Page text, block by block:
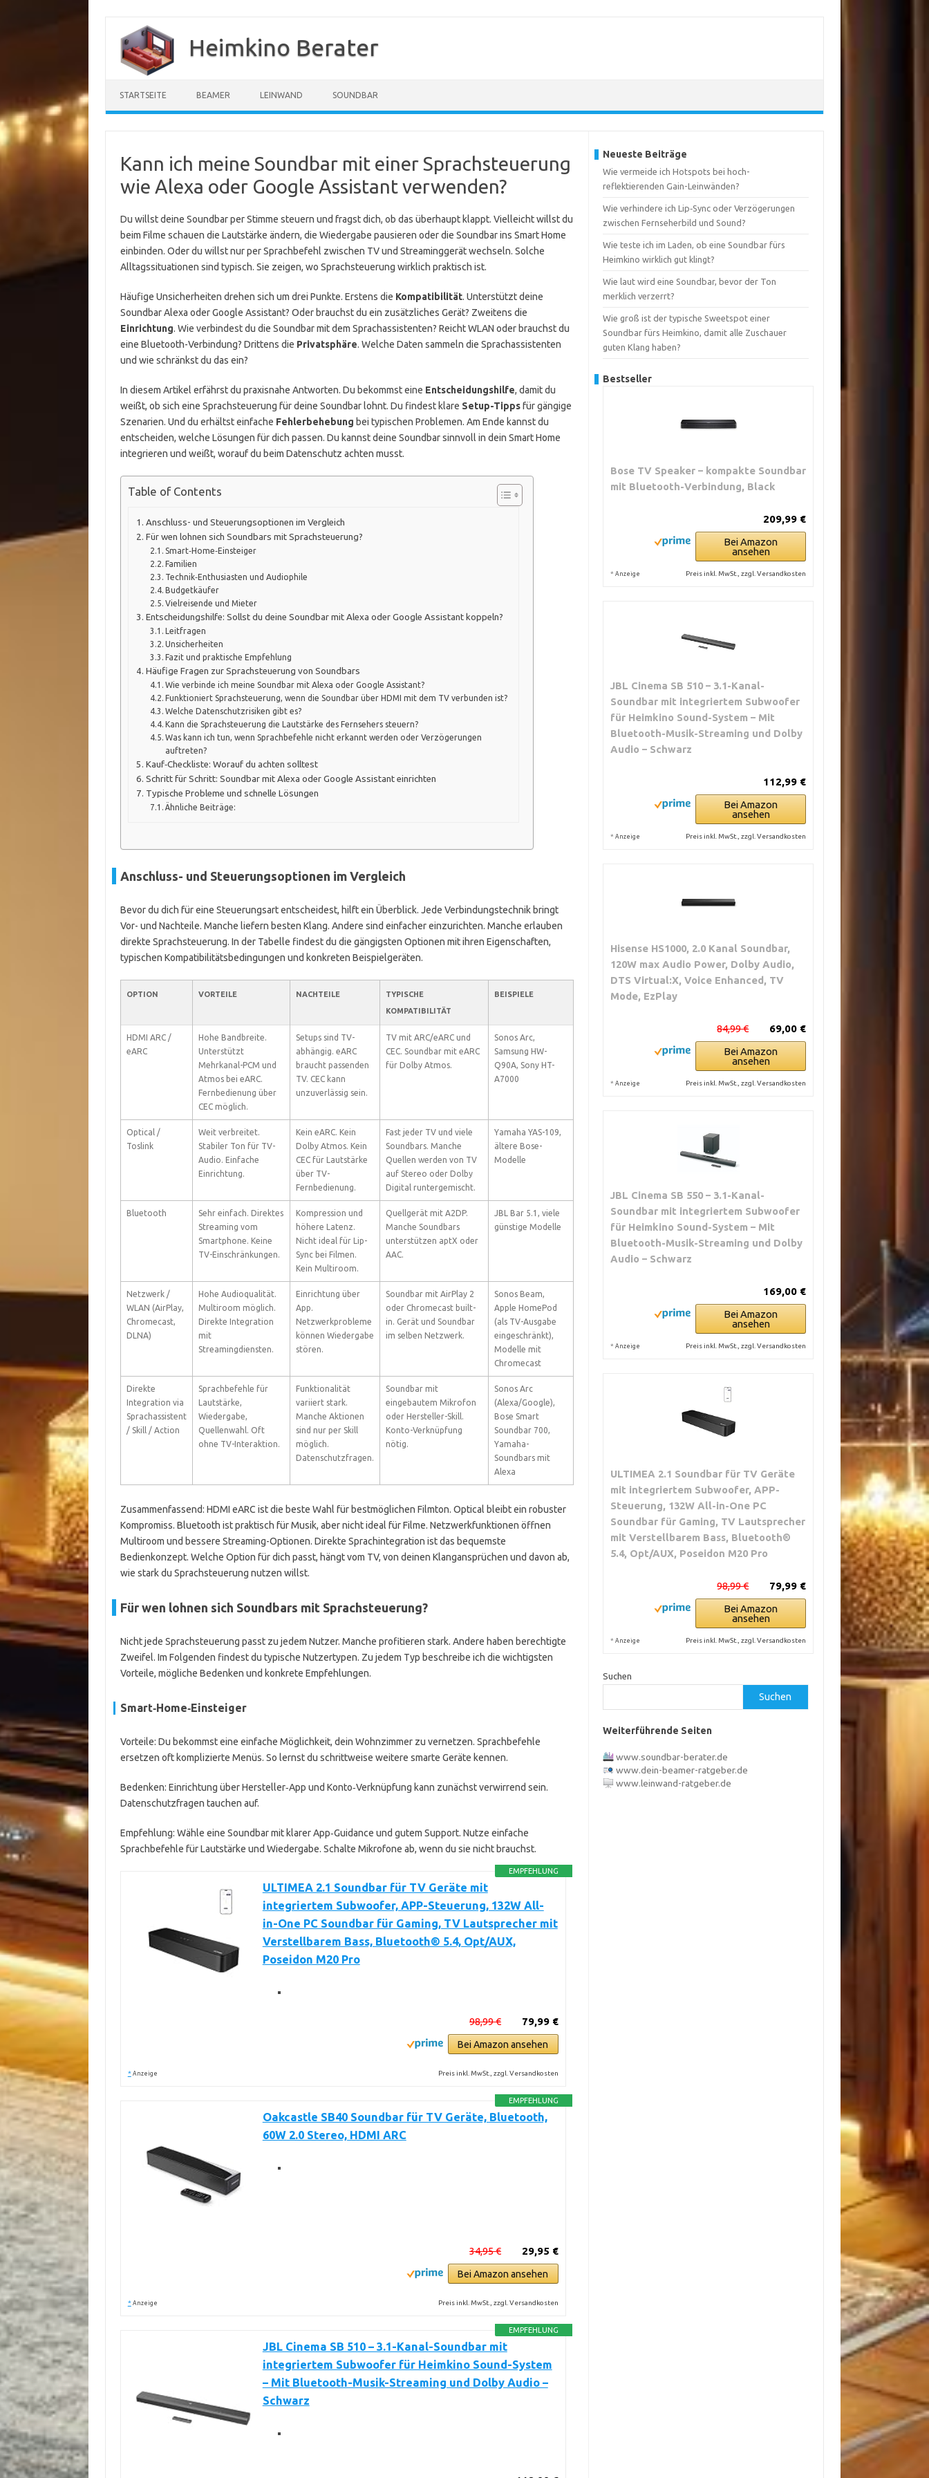
springen
Heimkino Berater
STARTSEITE BEAMER LEINWAND SOUNDBAR
Kann ich meine Soundbar mit einer Sprachsteuerung
wie Alexa oder Google Assistant verwenden?
Du willst deine Soundbar per Stimme steuern und fragst dich, ob das überhaupt klappt. Vielleicht willst du
beim Filme schauen die Lautstärke ändern, die Wiedergabe pausieren oder die Soundbar ins Smart Home
einbinden. Oder du willst nur per Sprachbefehl zwischen TV und Streaminggerät wechseln. Solche
Alltagssituationen sind typisch. Sie zeigen, wo Sprachsteuerung wirklich praktisch ist.
Häufige Unsicherheiten drehen sich um drei Punkte. Erstens die Kompatibilität. Unterstützt deine
Soundbar Alexa oder Google Assistant? Oder brauchst du ein zusätzliches Gerät? Zweitens die
Einrichtung. Wie verbindest du die Soundbar mit dem Sprachassistenten? Reicht WLAN oder brauchst du
eine Bluetooth-Verbindung? Drittens die Privatsphäre. Welche Daten sammeln die Sprachassistenten
und wie schränkst du das ein?
In diesem Artikel erfährst du praxisnahe Antworten. Du bekommst eine Entscheidungshilfe, damit du
weißt, ob sich eine Sprachsteuerung für deine Soundbar lohnt. Du findest klare Setup-Tippsfür gängige
Szenarien. Und du erhältst einfache Fehlerbehebung bei typischen Problemen. Am Ende kannst du
entscheiden, welche Lösungen für dich passen. Du kannst deine Soundbar sinnvoll in dein Smart Home
integrieren und weißt, worauf du beim Datenschutz achten musst.
Table of Contents
Anschluss- und Steuerungsoptionen im Vergleich
Für wen lohnen sich Soundbars mit Sprachsteuerung?
Smart‑Home‑Einsteiger
Familien
Technik‑Enthusiasten und Audiophile
Budgetkäufer
Vielreisende und Mieter
Entscheidungshilfe: Sollst du deine Soundbar mit Alexa oder Google Assistant koppeln?
Leitfragen
Unsicherheiten
Fazit und praktische Empfehlung
Häufige Fragen zur Sprachsteuerung von Soundbars
Wie verbinde ich meine Soundbar mit Alexa oder Google Assistant?
Funktioniert Sprachsteuerung, wenn die Soundbar über HDMI mit dem TV verbunden ist?
Welche Datenschutzrisiken gibt es?
Kann die Sprachsteuerung die Lautstärke des Fernsehers steuern?
Was kann ich tun, wenn Sprachbefehle nicht erkannt werden oder Verzögerungen
auftreten?
Kauf‑Checkliste: Worauf du achten solltest
Schritt für Schritt: Soundbar mit Alexa oder Google Assistant einrichten
Typische Probleme und schnelle Lösungen
Ähnliche Beiträge:
Anschluss- und Steuerungsoptionen im Vergleich
Bevor du dich für eine Steuerungsart entscheidest, hilft ein Überblick. Jede Verbindungstechnik bringt
Vor- und Nachteile. Manche liefern besten Klang. Andere sind einfacher einzurichten. Manche erlauben
direkte Sprachsteuerung. In der Tabelle findest du die gängigsten Optionen mit ihren Eigenschaften,
typischen Kompatibilitätsbedingungen und konkreten Beispielgeräten.
OPTION VORTEILE NACHTEILE
TYPISCHE
KOMPATIBILITÄT
BEISPIELE
HDMI ARC /
eARC
Hohe Bandbreite.
Unterstützt
Mehrkanal-PCM und
Atmos bei eARC.
Fernbedienung über
CEC möglich.
Setups sind TV-
abhängig. eARC
braucht passenden
TV. CEC kann
unzuverlässig sein.
TV mit ARC/eARC und
CEC. Soundbar mit eARC
für Dolby Atmos.
Sonos Arc,
Samsung HW-
Q90A, Sony HT-
A7000
Optical /
Toslink
Weit verbreitet.
Stabiler Ton für TV-
Audio. Einfache
Einrichtung.
Kein eARC. Kein
Dolby Atmos. Kein
CEC für Lautstärke
über TV-
Fernbedienung.
Fast jeder TV und viele
Soundbars. Manche
Quellen werden von TV
auf Stereo oder Dolby
Digital runtergemischt.
Yamaha YAS-109,
ältere Bose-
Modelle
Bluetooth
Sehr einfach. Direktes
Streaming vom
Smartphone. Keine
TV-Einschränkungen.
Kompression und
höhere Latenz.
Nicht ideal für Lip-
Sync bei Filmen.
Kein Multiroom.
Quellgerät mit A2DP.
Manche Soundbars
unterstützen aptX oder
AAC.
JBL Bar 5.1, viele
günstige Modelle
Netzwerk /
WLAN (AirPlay,
Chromecast,
DLNA)
Hohe Audioqualität.
Multiroom möglich.
Direkte Integration
mit
Streamingdiensten.
Einrichtung über
App.
Netzwerkprobleme
können Wiedergabe
stören.
Soundbar mit AirPlay 2
oder Chromecast built-
in. Gerät und Soundbar
im selben Netzwerk.
Sonos Beam,
Apple HomePod
(als TV-Ausgabe
eingeschränkt),
Modelle mit
Chromecast
Direkte
Integration via
Sprachassistent
/ Skill / Action
Sprachbefehle für
Lautstärke,
Wiedergabe,
Quellenwahl. Oft
ohne TV-Interaktion.
Funktionalität
variiert stark.
Manche Aktionen
sind nur per Skill
möglich.
Datenschutzfragen.
Soundbar mit
eingebautem Mikrofon
oder Hersteller-Skill.
Konto-Verknüpfung
nötig.
Sonos Arc
(Alexa/Google),
Bose Smart
Soundbar 700,
Yamaha-
Soundbars mit
Alexa
Zusammenfassend: HDMI eARC ist die beste Wahl für bestmöglichen Filmton. Optical bleibt ein robuster
Kompromiss. Bluetooth ist praktisch für Musik, aber nicht ideal für Filme. Netzwerkfunktionen öffnen
Multiroom und bessere Streaming-Optionen. Direkte Sprachintegration ist das bequemste
Bedienkonzept. Welche Option für dich passt, hängt vom TV, von deinen Klangansprüchen und davon ab,
wie stark du Sprachsteuerung nutzen willst.
Für wen lohnen sich Soundbars mit Sprachsteuerung?
Nicht jede Sprachsteuerung passt zu jedem Nutzer. Manche profitieren stark. Andere haben berechtigte
Zweifel. Im Folgenden findest du typische Nutzertypen. Zu jedem Typ beschreibe ich die wichtigsten
Vorteile, mögliche Bedenken und konkrete Empfehlungen.
Smart‑Home‑Einsteiger
Vorteile: Du bekommst eine einfache Möglichkeit, dein Wohnzimmer zu vernetzen. Sprachbefehle
ersetzen oft komplizierte Menüs. So lernst du schrittweise weitere smarte Geräte kennen.
Bedenken: Einrichtung über Hersteller‑App und Konto‑Verknüpfung kann zunächst verwirrend sein.
Datenschutzfragen tauchen auf.
Empfehlung: Wähle eine Soundbar mit klarer App‑Guidance und gutem Support. Nutze einfache
Sprachbefehle für Lautstärke und Wiedergabe. Schalte Mikrofone ab, wenn du sie nicht brauchst.
EMPFEHLUNG
ULTIMEA 2.1 Soundbar für TV Geräte mit
integriertem Subwoofer, APP-Steuerung, 132W All-
in-One PC Soundbar für Gaming, TV Lautsprecher mit
Verstellbarem Bass, Bluetooth® 5.4, Opt/AUX,
Poseidon M20 Pro
79,99 €
98,99 €
Bei Amazon ansehen
* Anzeige Preis inkl. MwSt., zzgl. Versandkosten
EMPFEHLUNG
Oakcastle SB40 Soundbar für TV Geräte, Bluetooth,
60W 2.0 Stereo, HDMI ARC
29,95 €
34,95 €
Bei Amazon ansehen
* Anzeige Preis inkl. MwSt., zzgl. Versandkosten
EMPFEHLUNG
JBL Cinema SB 510 – 3.1-Kanal-Soundbar mit
integriertem Subwoofer für Heimkino Sound-System
– Mit Bluetooth-Musik-Streaming und Dolby Audio –
Schwarz
Neueste Beiträge
Wie vermeide ich Hotspots bei hoch-
reflektierenden Gain-Leinwänden?
Wie verhindere ich Lip‑Sync oder Verzögerungen
zwischen Fernseherbild und Sound?
Wie teste ich im Laden, ob eine Soundbar fürs
Heimkino wirklich gut klingt?
Wie laut wird eine Soundbar, bevor der Ton
merklich verzerrt?
Wie groß ist der typische Sweetspot einer
Soundbar fürs Heimkino, damit alle Zuschauer
guten Klang haben?
Bestseller
Bose TV Speaker – kompakte Soundbar
mit Bluetooth-Verbindung, Black
209,99 €
Bei Amazon
ansehen
* Anzeige Preis inkl. MwSt., zzgl. Versandkosten
JBL Cinema SB 510 – 3.1-Kanal-
Soundbar mit integriertem Subwoofer
für Heimkino Sound-System – Mit
Bluetooth-Musik-Streaming und Dolby
Audio – Schwarz
112,99 €
Bei Amazon
ansehen
* Anzeige Preis inkl. MwSt., zzgl. Versandkosten
Hisense HS1000, 2.0 Kanal Soundbar,
120W max Audio Power, Dolby Audio,
DTS Virtual:X, Voice Enhanced, TV
Mode, EzPlay
69,00 €
84,99 €
Bei Amazon
ansehen
* Anzeige Preis inkl. MwSt., zzgl. Versandkosten
JBL Cinema SB 550 – 3.1-Kanal-
Soundbar mit integriertem Subwoofer
für Heimkino Sound-System – Mit
Bluetooth-Musik-Streaming und Dolby
Audio – Schwarz
169,00 €
Bei Amazon
ansehen
* Anzeige Preis inkl. MwSt., zzgl. Versandkosten
ULTIMEA 2.1 Soundbar für TV Geräte
mit integriertem Subwoofer, APP-
Steuerung, 132W All-in-One PC
Soundbar für Gaming, TV Lautsprecher
mit Verstellbarem Bass, Bluetooth®
5.4, Opt/AUX, Poseidon M20 Pro
79,99 €
98,99 €
Bei Amazon
ansehen
* Anzeige Preis inkl. MwSt., zzgl. Versandkosten
Suchen
Suchen
Weiterführende Seiten
www.soundbar-berater.de
www.dein-beamer-ratgeber.de
www.leinwand-ratgeber.de